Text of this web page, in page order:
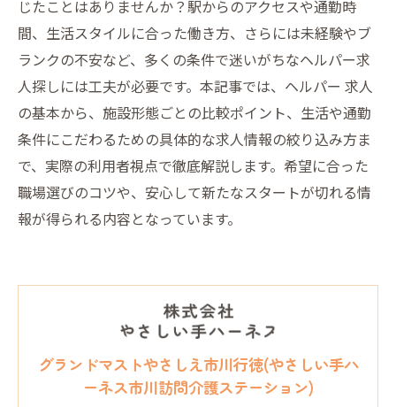
じたことはありませんか？駅からのアクセスや通勤時
間、生活スタイルに合った働き方、さらには未経験やブ
ランクの不安など、多くの条件で迷いがちなヘルパー求
人探しには工夫が必要です。本記事では、ヘルパー 求人
の基本から、施設形態ごとの比較ポイント、生活や通勤
条件にこだわるための具体的な求人情報の絞り込み方ま
で、実際の利用者視点で徹底解説します。希望に合った
職場選びのコツや、安心して新たなスタートが切れる情
報が得られる内容となっています。
グランドマストやさしえ市川行徳(やさしい手ハ
ーネス市川訪問介護ステーション)